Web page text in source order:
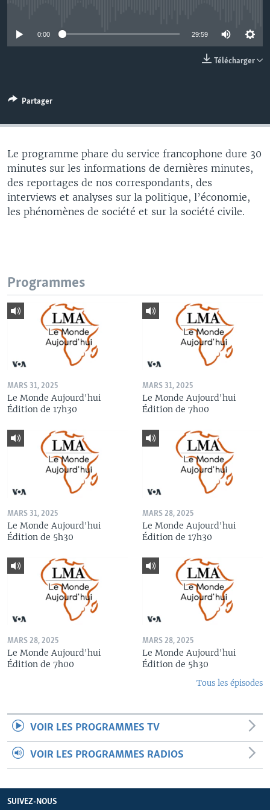
0:00 29:59
Télécharger
Partager
Le programme phare du service francophone dure 30
minutes sur les informations de dernières minutes,
des reportages de nos correspondants, des
interviews et analyses sur la politique, l’économie,
les phénomènes de société et sur la société civile.
Programmes
MARS 31, 2025
Le Monde Aujourd'hui
Édition de 17h30
MARS 31, 2025
Le Monde Aujourd'hui
Édition de 7h00
MARS 31, 2025
Le Monde Aujourd'hui
Édition de 5h30
MARS 28, 2025
Le Monde Aujourd'hui
Édition de 17h30
MARS 28, 2025
Le Monde Aujourd'hui
Édition de 7h00
MARS 28, 2025
Le Monde Aujourd'hui
Édition de 5h30
Tous les épisodes
VOIR LES PROGRAMMES TV
VOIR LES PROGRAMMES RADIOS
SUIVEZ-NOUS